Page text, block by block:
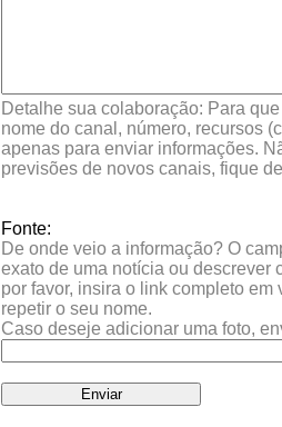
Detalhe sua colaboração: Para
nome do canal, número, recursos
apenas para enviar informações.
previsões de novos canais, fique
Fonte:
De onde veio a informação? O
exato de uma notícia ou descrever
por favor, insira o link completo
repetir o seu nome.
Caso deseje adicionar uma foto,